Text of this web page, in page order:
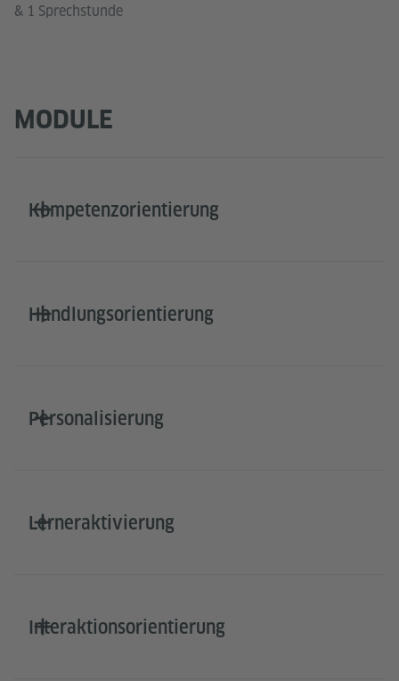
& 1 Sprechstunde
MODULE
Kompetenzorientierung
Handlungsorientierung
Personalisierung
Lerneraktivierung
Interaktionsorientierung